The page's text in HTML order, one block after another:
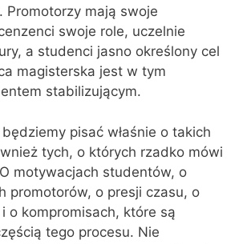
Promotorzy mają swoje
swoje role, uczelnie
a studenci jasno określony cel
magisterska jest w tym
stabilizującym.
pisać właśnie o takich
tych, o których rzadko mówi
motywacjach studentów, o
promotorów, o presji czasu, o
o kompromisach, które są
tego procesu. Nie